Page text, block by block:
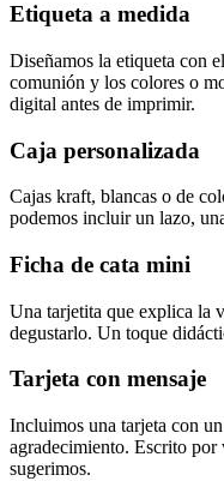
Etiqueta a medida
Diseñamos la etiqueta con
comunión y los colores o
digital antes de imprimir.
Caja personalizada
Cajas kraft, blancas o de
podemos incluir un lazo,
Ficha de cata mini
Una tarjetita que explica la
degustarlo. Un toque
Tarjeta con mensaje
Incluimos una tarjeta con
agradecimiento. Escrito por
sugerimos.